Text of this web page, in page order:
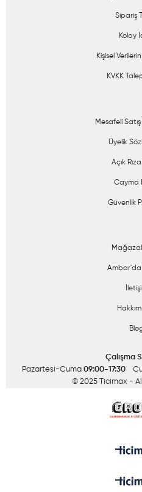
Sipariş
Kolay
Kişisel
KVKK
Mesafeli
Üyelik
Açık
Cayma
Güvenlik
Ambar'da
Çalışma
Pazartesi-Cuma 09:00-17:30
© 2025 Ticimax -